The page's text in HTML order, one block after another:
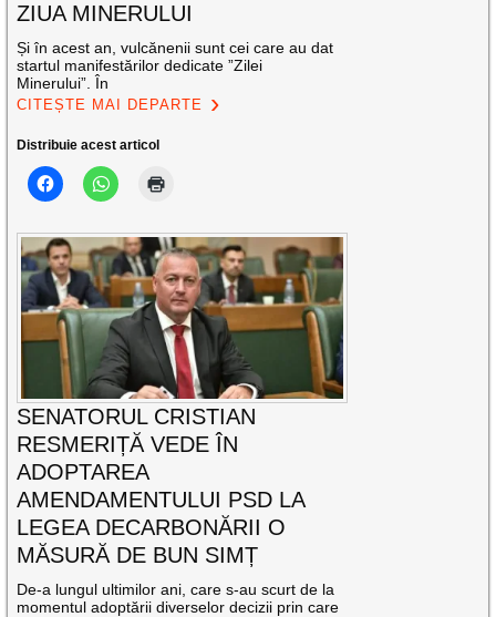
ZIUA MINERULUI
Și în acest an, vulcănenii sunt cei care au dat
startul manifestărilor dedicate ”Zilei
Minerului”. În
CITEȘTE MAI DEPARTE
Distribuie acest articol
SENATORUL CRISTIAN
RESMERIȚĂ VEDE ÎN
ADOPTAREA
AMENDAMENTULUI PSD LA
LEGEA DECARBONĂRII O
MĂSURĂ DE BUN SIMȚ
De-a lungul ultimilor ani, care s-au scurt de la
momentul adoptării diverselor decizii prin care